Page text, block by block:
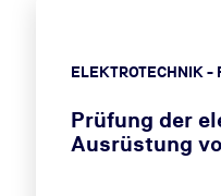
ELEKTROTECHNIK -
Prüfung der
Ausrüstung